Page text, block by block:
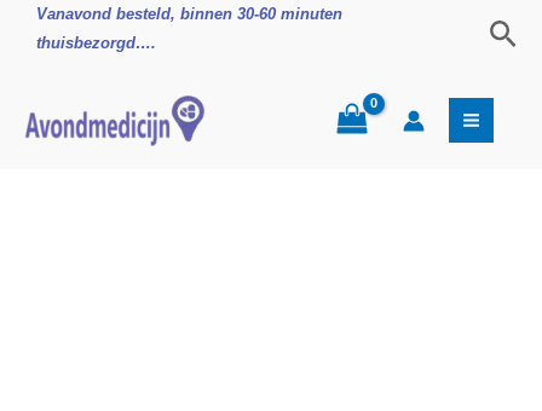
naar
Vanavond besteld, binnen 30-60 minuten
thuisbezorgd….
Ibuprofen
400mg